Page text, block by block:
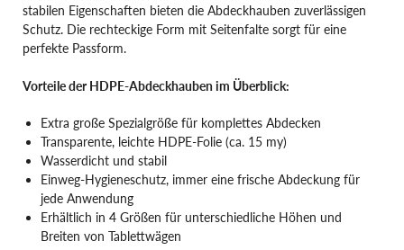
stabilen Eigenschaften bieten die Abdeckhauben zuverlässigen
Schutz. Die rechteckige Form mit Seitenfalte sorgt für eine
perfekte Passform.
Vorteile der HDPE-Abdeckhauben im Überblick:
Extra große Spezialgröße für komplettes Abdecken
Transparente, leichte HDPE-Folie (ca. 15 my)
Wasserdicht und stabil
Einweg-Hygieneschutz, immer eine frische Abdeckung für
jede Anwendung
Erhältlich in 4 Größen für unterschiedliche Höhen und
Breiten von Tablettwägen